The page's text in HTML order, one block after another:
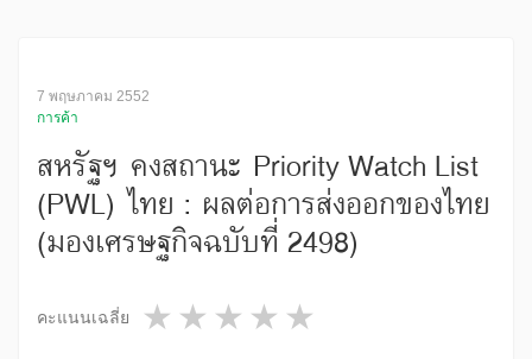
7 พฤษภาคม 2552
การค้า
สหรัฐฯ คงสถานะ Priority Watch List
(PWL) ไทย : ผลต่อการส่งออกของไทย
(มองเศรษฐกิจฉบับที่ 2498)
คะแนนเฉลี่ย 4 stars
3 stars
2 stars
1 star